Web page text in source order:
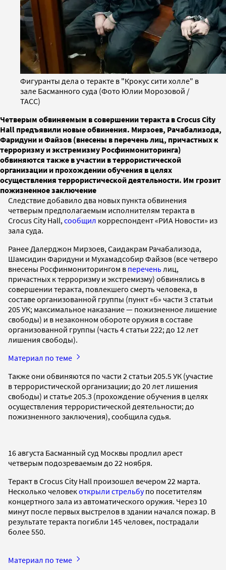
Фигуранты дела о теракте в "Крокус сити холле" в
зале Басманного суда (Фото Юлии Морозовой /
ТАСС)
Четверым обвиняемым в совершении теракта в Crocus City
Hall предъявили новые обвинения. Мирзоев, Рачабализода,
Фаридуни и Файзов (внесены в перечень лиц, причастных к
терроризму и экстремизму Росфинмониторинга)
обвиняются также в участии в террористической
организации и прохождении обучения в целях
осуществления террористической деятельности. Им грозит
пожизненное заключение
Следствие добавило два новых пункта обвинения
четверым предполагаемым исполнителям теракта в
Crocus City Hall, сообщил корреспондент «РИА Новости» из
зала суда.
Ранее Далерджон Мирзоев, Саидакрам Рачабализода,
Шамсидин Фаридуни и Мухамадсобир Файзов (все четверо
внесены Росфинмониторингом в перечень лиц,
причастных к терроризму и экстремизму) обвинялись в
совершении теракта, повлекшего смерть человека, в
составе организованной группы (пункт «б» части 3 статьи
205 УК; максимальное наказание — пожизненное лишение
свободы) и в незаконном обороте оружия в составе
организованной группы (часть 4 статьи 222; до 12 лет
лишения свободы).
Материал по теме
Также они обвиняются по части 2 статьи 205.5 УК (участие
в террористической организации; до 20 лет лишения
свободы) и статье 205.3 (прохождение обучения в целях
осуществления террористической деятельности; до
пожизненного заключения), сообщила судья.
16 августа Басманный суд Москвы продлил арест
четверым подозреваемым до 22 ноября.
Теракт в Crocus City Hall произошел вечером 22 марта.
Несколько человекоткрыли стрельбупо посетителям
концертного зала из автоматического оружия. Через 10
минут после первых выстрелов в здании начался пожар. В
результате теракта погибли 145 человек, пострадали
более 550.
Материал по теме